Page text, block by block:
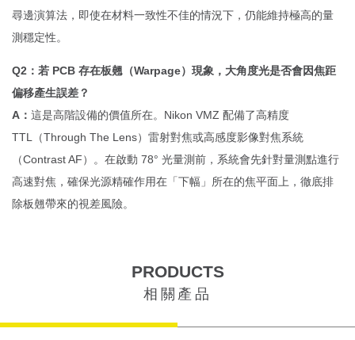
尋邊演算法，即使在材料一致性不佳的情況下，仍能維持極高的量
測穩定性。
Q2：若 PCB 存在板翹（Warpage）現象，大角度光是否會因焦距
偏移產生誤差？
A： 這是高階設備的價值所在。Nikon VMZ 配備了高精度
TTL（Through The Lens）雷射對焦或高感度影像對焦系統
（Contrast AF）。在啟動 78° 光量測前，系統會先針對量測點進行
高速對焦，確保光源精確作用在「下幅」所在的焦平面上，徹底排
除板翹帶來的視差風險。
PRODUCTS
相關產品